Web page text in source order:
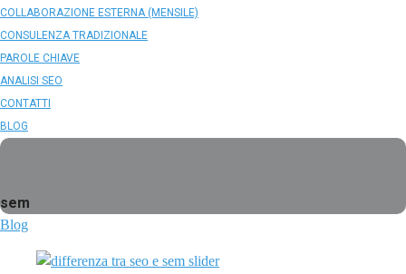
COLLABORAZIONE ESTERNA (MENSILE)
CONSULENZA TRADIZIONALE
PAROLE CHIAVE
ANALISI SEO
CONTATTI
BLOG
sem
Blog